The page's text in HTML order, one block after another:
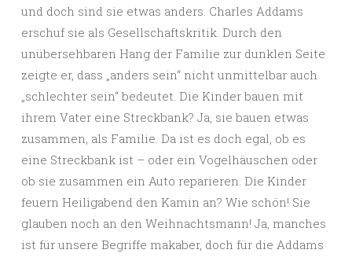
und doch sind sie etwas anders. Charles Addams
erschuf sie als Gesellschaftskritik. Durch den
unübersehbaren Hang der Familie zur dunklen Seite
zeigte er, dass „anders sein“ nicht unmittelbar auch
„schlechter sein“ bedeutet. Die Kinder bauen mit
ihrem Vater eine Streckbank? Ja, sie bauen etwas
zusammen, als Familie. Da ist es doch egal, ob es
eine Streckbank ist – oder ein Vogelhäuschen oder
ob sie zusammen ein Auto reparieren. Die Kinder
feuern Heiligabend den Kamin an? Wie schön! Sie
glauben noch an den Weihnachtsmann! Ja, manches
ist für unsere Begriffe makaber, doch für die Addams